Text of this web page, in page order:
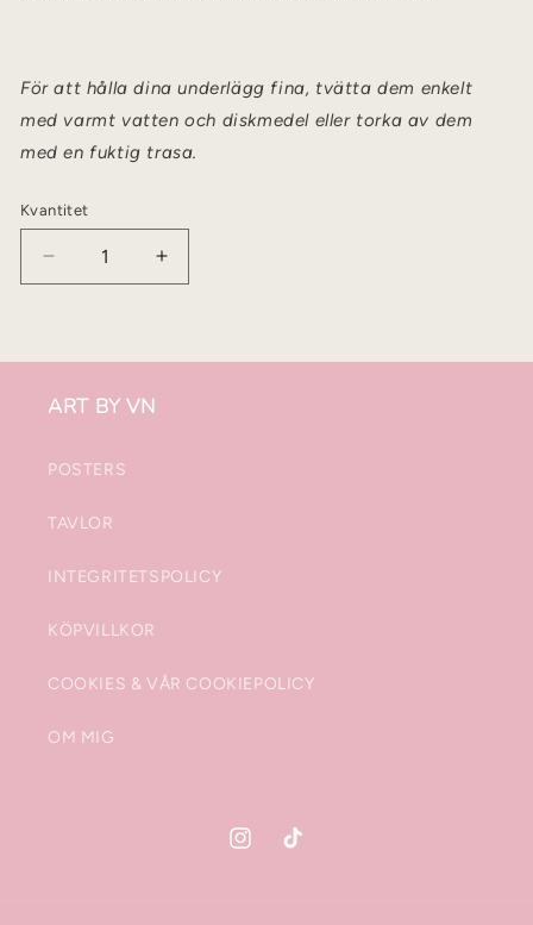
För att hålla dina underlägg fina, tvätta dem enkelt
med varmt vatten och diskmedel eller torka av dem
med en fuktig trasa.
Kvantitet
Minska
kvantitet
LATTE
Glasunderlägg
pack
Öka
kvantitet
LATTE
ART BY VN
POSTERS
TAVLOR
INTEGRITETSPOLICY
KÖPVILLKOR
COOKIES & VÅR COOKIEPOLICY
OM MIG
InstagramTikTok